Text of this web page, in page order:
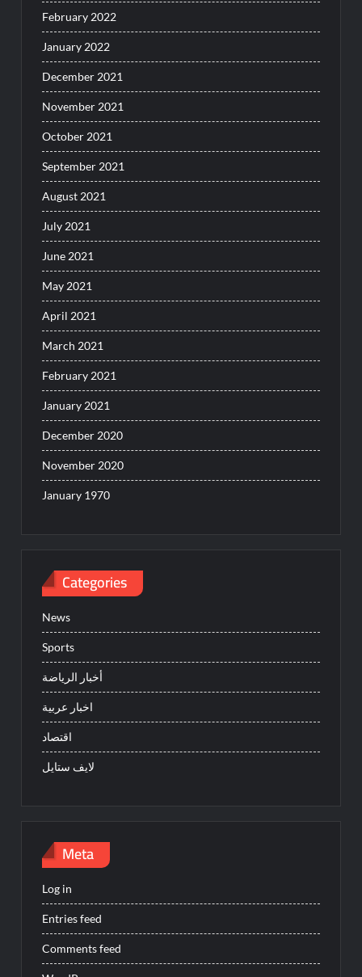
February 2022
January 2022
December 2021
November 2021
October 2021
September 2021
August 2021
July 2021
June 2021
May 2021
April 2021
March 2021
February 2021
January 2021
December 2020
November 2020
January 1970
Categories
News
Sports
أخبار الرياضة
اخبار عربية
اقتصاد
لايف ستايل
Meta
Log in
Entries feed
Comments feed